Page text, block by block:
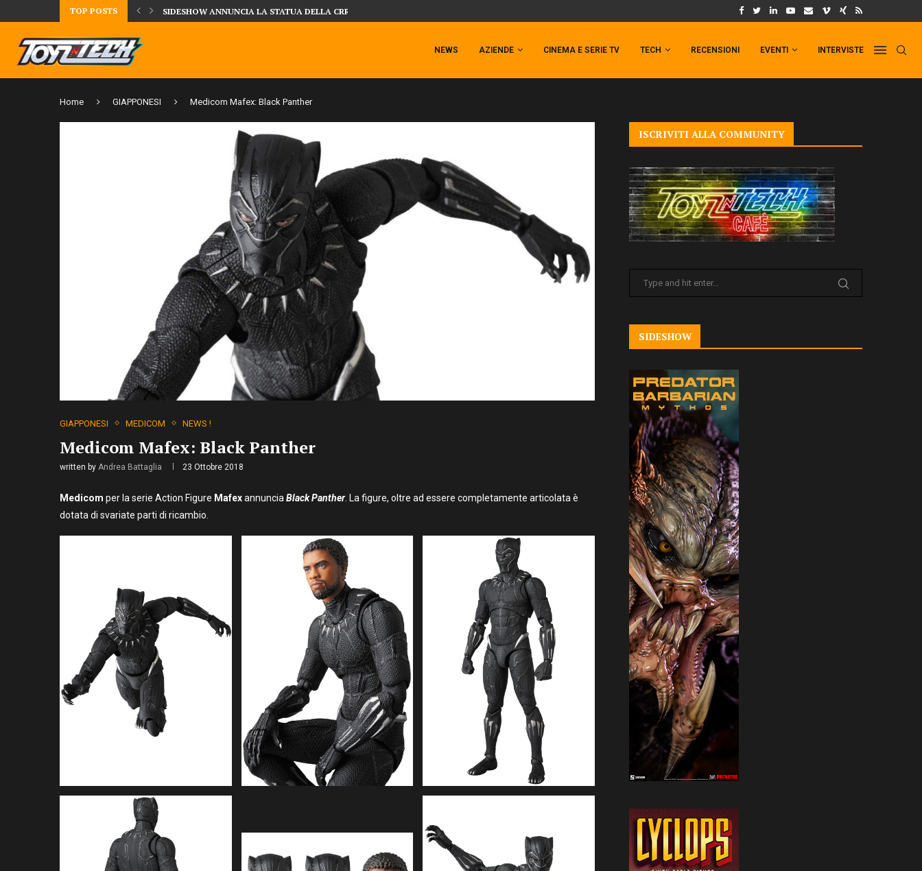
TOP POSTS
DAL MONDO DEGLI X-MEN ARRIVA TEMPESTA TARGATA SIDESHOW!
IL TRAILER DI FIST OF THE NORTH STAR!
NEWS AZIENDE CINEMA E SERIE TV TECH RECENSIONI EVENTI INTERVISTE
Home GIAPPONESI Medicom Mafex: Black Panther
GIAPPONESI MEDICOM NEWS !
Medicom Mafex: Black Panther
written by Andrea Battaglia 23 Ottobre 2018
Medicom per la serie Action Figure Mafexannuncia Black Panther. La figure, oltre ad essere completamente articolata è
dotata di svariate parti di ricambio.
ISCRIVITI ALLA COMMUNITY
SIDESHOW